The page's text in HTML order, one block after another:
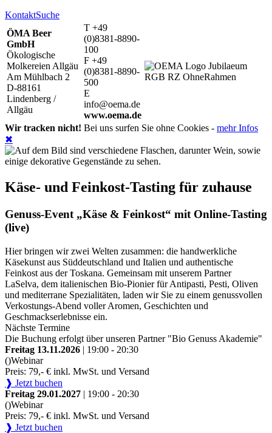
KontaktSuche
ÖMA Beer
GmbH
Ökologische
Molkereien Allgäu
Am Mühlbach 2
D-88161
Lindenberg /
Allgäu
T +49
(0)8381-8890-
100
F +49
(0)8381-8890-
500
E
info@oema.de
www.oema.de
Wir tracken nicht! Bei uns surfen Sie ohne Cookies - mehr Infos
✖
Käse- und Feinkost-Tasting für zuhause
Genuss-Event „Käse & Feinkost“ mit Online-Tasting
(live)
Hier bringen wir zwei Welten zusammen: die handwerkliche
Käsekunst aus Süddeutschland und Italien und authentische
Feinkost aus der Toskana. Gemeinsam mit unserem Partner
LaSelva, dem italienischen Bio-Pionier für Antipasti, Pesti, Oliven
und mediterrane Spezialitäten, laden wir Sie zu einem genussvollen
Verkostungs-Abend voller Aromen, Geschichten und
Geschmackserlebnisse ein.
Nächste Termine
Die Buchung erfolgt über unseren Partner "Bio Genuss Akademie"
Freitag 13.11.2026 | 19:00 - 20:30
()Webinar
Preis: 79,- € inkl. MwSt. und Versand
❱ Jetzt buchen
Freitag 29.01.2027 | 19:00 - 20:30
()Webinar
Preis: 79,- € inkl. MwSt. und Versand
❱ Jetzt buchen